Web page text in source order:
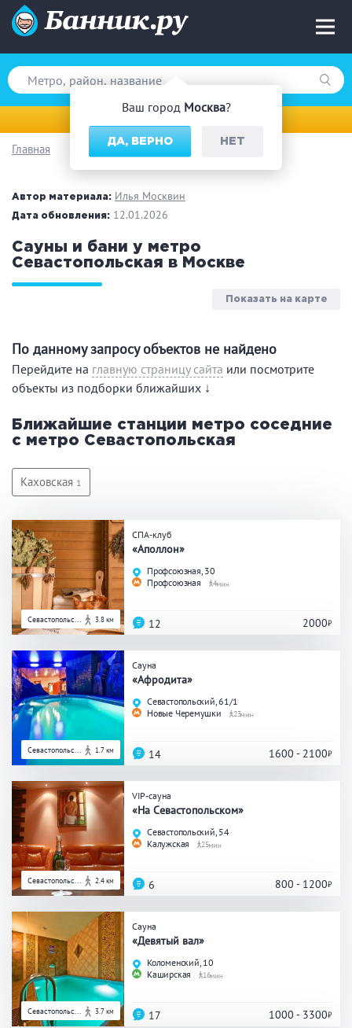
Ваш город Москва?
ДА, ВЕРНО НЕТ
Вид парной
Русская баня
Финская сауна
На дровах
Премиум бани
Праздник/Корпоратив
Вместимость
до 10 человек
от 20 человек
Банные услуги
Массаж
Кедровая бочка
Парильщик/ банщик
СПА
Гидромассаж
Общие
Круглосуточно
Банный комплекс
Аква-зона
Джакузи
Бассейн
Бассейн на улице
Обливная кадушка
Развлечения
Главная
Автор материала: Илья Москвин
Дата обновления: 12.01.2026
Сауны и бани у метро
Севастопольская в Москве
Показать на карте
По данному запросу объектов не найдено
Перейдите на главную страницу сайта или посмотрите
объекты из подборки ближайших ↓
Ближайшие станции метро соседние
с метро Севастопольская
Каховская 1
Севастопольс... 3.8 км
СПА-клуб
«Аполлон»
Профсоюзная, 30
Профсоюзная
4
2000
12
Севастопольс... 1.7 км
Сауна
«Афродита»
Севастопольский, 61/1
Новые Черемушки
23
1600 - 2100
14
Севастопольс... 2.4 км
VIP-сауна
«На Севастопольском»
Севастопольский, 54
Калужская
25
800 - 1200
6
Севастопольс... 3.7 км
Сауна
«Девятый вал»
Коломенский, 10
Каширская
16
1000 - 3300
17